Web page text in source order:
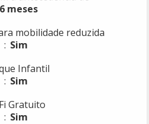
6 meses
mobilidade reduzida
Sim
Infantil
Sim
Gratuito
Sim